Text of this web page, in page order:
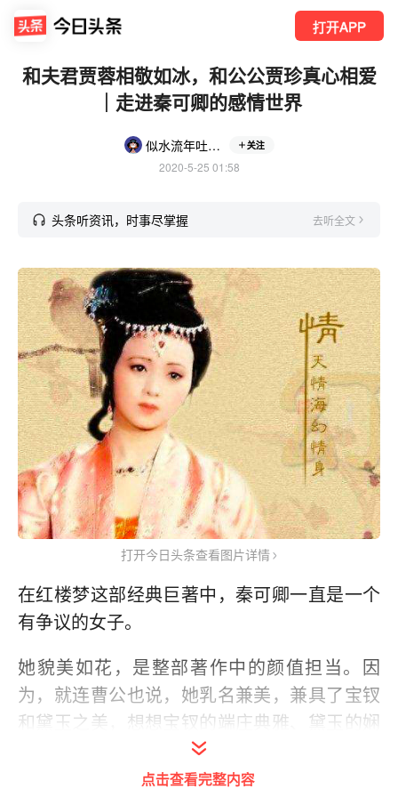
打开APP
和夫君贾蓉相敬如冰，和公公贾珍真心相爱
｜走进秦可卿的感情世界
似水流年吐槽八卦 关注
2020-5-25 01:58
头条听资讯，时事尽掌握 去听全文
打开今日头条查看图片详情
在红楼梦这部经典巨著中，秦可卿一直是一个
有争议的女子。
她貌美如花，是整部著作中的颜值担当。因
为，就连曹公也说，她乳名兼美，兼具了宝钗
和黛玉之美，想想宝钗的端庄典雅、黛玉的娴
静如花，秦可卿得有多美貌？足够让人无限遐
点击查看完整内容